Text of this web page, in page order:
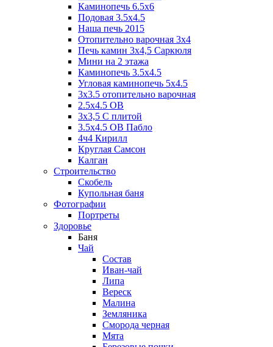
Каминопечь 6.5x6
Подовая 3.5х4.5
Наша печь 2015
Отопительно варочная 3х4
Печь камин 3х4,5 Саркюля
Мини на 2 этажа
Каминопечь 3.5х4.5
Угловая каминопечь 5х4.5
3х3.5 отопительно варочная
2.5х4.5 ОВ
3х3,5 C плитой
3.5х4.5 ОВ Пабло
4ч4 Кирилл
Круглая Самсон
Калган
Строительство
Скобель
Купольная баня
Фотографии
Портреты
Здоровье
Баня
Чай
Состав
Иван-чай
Липа
Вереск
Малина
Земляника
Сморода черная
Мята